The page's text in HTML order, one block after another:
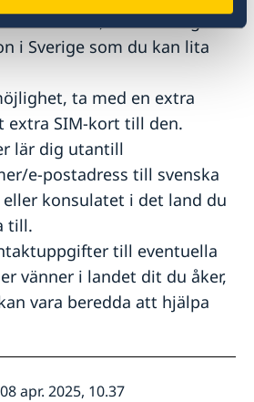
talat med, eller till någon
i Sverige som du kan lita
ta med en extra
extra SIM-kort till den.
lär dig utantill
e-postadress till svenska
eller konsulatet i det land du
till.
till eventuella
vänner i landet dit du åker,
vara beredda att hjälpa
apr. 2025, 10.37